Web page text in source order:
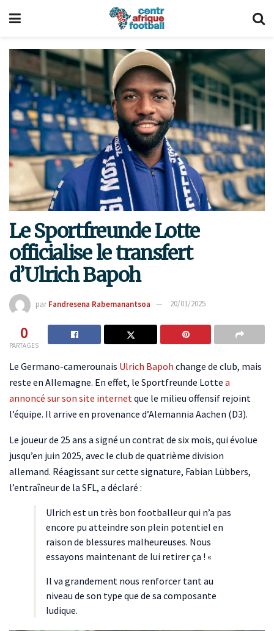
Le Sportfreunde Lotte
officialise le transfert
d’Ulrich Bapoh
par Fandresena Rabemanantsoa 20/01/2025
0
PARTAGES
Le Germano-camerounais Ulrich Bapoh change de club, mais
reste en Allemagne. En effet, le Sportfreunde Lotte a
annoncé sur son site internet que le milieu offensif rejoint
l’équipe. Il arrive en provenance d’Alemannia Aachen (D3).
Le joueur de 25 ans a signé un contrat de six mois, qui évolue
jusqu’en juin 2025, avec le club de quatrième division
allemand. Réagissant sur cette signature, Fabian Lübbers,
l’entraîneur de la SFL, a déclaré :
Ulrich est un très bon footballeur qui n’a pas
encore pu atteindre son plein potentiel en
raison de blessures malheureuses. Nous
essayons maintenant de lui retirer ça ! «
Il va grandement nous renforcer tant au
niveau de son type que de sa composante
ludique.